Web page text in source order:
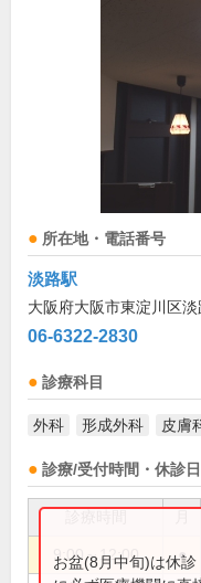
所在地・電話番号
淡路駅
大阪府大阪市東淀川区
06-6322-2830
診療科目
外科 形成外科 皮膚
診療/受付時間・休診日
9:00～12:00 ●
お盆(8月中旬)は休